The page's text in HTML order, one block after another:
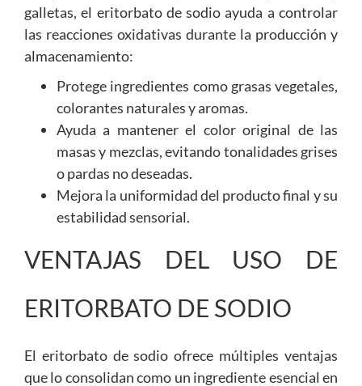
galletas, el eritorbato de sodio ayuda a controlar
las reacciones oxidativas durante la producción y
almacenamiento:
Protege ingredientes como grasas vegetales,
colorantes naturales y aromas.
Ayuda a mantener el color original de las
masas y mezclas, evitando tonalidades grises
o pardas no deseadas.
Mejora la uniformidad del producto final y su
estabilidad sensorial.
VENTAJAS DEL USO DE
ERITORBATO DE SODIO
El eritorbato de sodio ofrece múltiples ventajas
que lo consolidan como un ingrediente esencial en